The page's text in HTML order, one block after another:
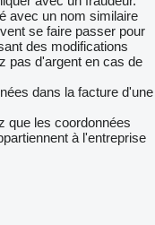
avec un nom similaire
se faire passer pour
des modifications
pas d'argent en cas de
dans la facture d'une
que les coordonnées
à l'entreprise